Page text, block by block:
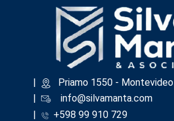
|
​Priamo 1550 - Montevideo
info@silvamanta.com
|
+598 99 910 729